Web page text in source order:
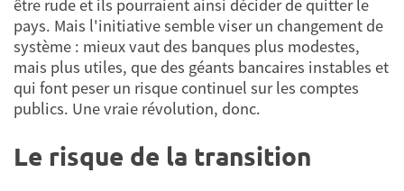
être rude et ils pourraient ainsi décider de quitter le
pays. Mais l'initiative semble viser un changement de
système : mieux vaut des banques plus modestes,
mais plus utiles, que des géants bancaires instables et
qui font peser un risque continuel sur les comptes
publics. Une vraie révolution, donc.
Le risque de la transition